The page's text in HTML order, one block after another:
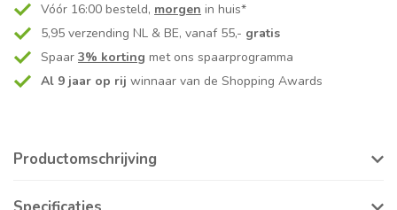
Vóór 16:00 besteld, morgen in huis*
5,95 verzending NL & BE, vanaf 55,- gratis
Spaar 3% korting met ons spaarprogramma
Al 9 jaar op rij winnaar van de Shopping Awards
Productomschrijving